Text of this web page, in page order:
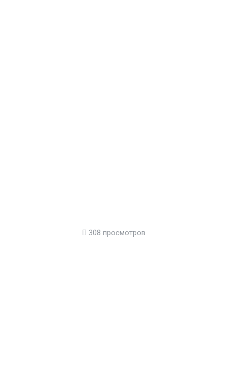
308 просмотров